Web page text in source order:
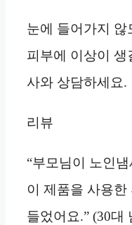
눈에 들어가지 않
피부에 이상이 생
사와 상담하세요.
리뷰
“부모님이 노인
이 제품을 사용한
들었어요.” (30대